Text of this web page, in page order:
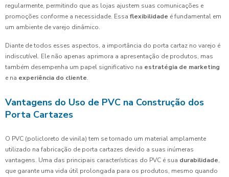
regularmente, permitindo que as lojas ajustem suas comunicações e
promoções conforme a necessidade. Essa flexibilidade é fundamental em
um ambiente de varejo dinâmico.
Diante de todos esses aspectos, a importância do porta cartaz no varejo é
indiscutível. Ele não apenas aprimora a apresentação de produtos, mas
também desempenha um papel significativo na estratégia de marketing
e na experiência do cliente.
Vantagens do Uso de PVC na Construção dos
Porta Cartazes
O PVC (policloreto de vinila) tem se tornado um material amplamente
utilizado na fabricação de porta cartazes devido a suas inúmeras
vantagens. Uma das principais características do PVC é sua durabilidade,
que garante uma vida útil prolongada para os produtos, mesmo quando